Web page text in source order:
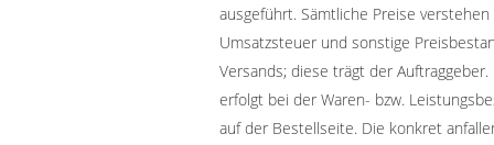
ausgeführt. Sämtliche Preise
Umsatzsteuer und sonstige
Versands; diese trägt der
erfolgt bei der Waren- bzw.
auf der Bestellseite. Die konkret